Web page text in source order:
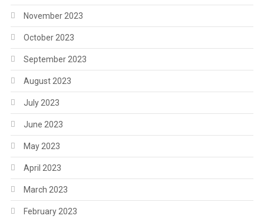
November 2023
October 2023
September 2023
August 2023
July 2023
June 2023
May 2023
April 2023
March 2023
February 2023